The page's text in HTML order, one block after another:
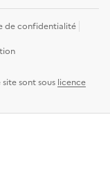
de confidentialité
sont sous licence